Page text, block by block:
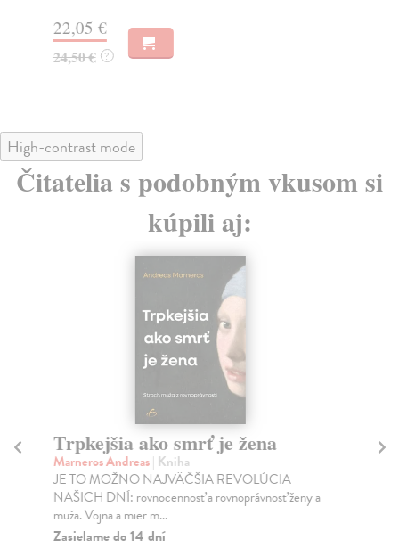
22,05 €
24,50 € ?
High-contrast mode
Čitatelia s podobným vkusom si
kúpili aj:
Trpkejšia ako smrť je žena
Marneros Andreas| Kniha
JE TO MOŽNO NAJVÄČŠIA REVOLÚCIA
NAŠICH DNÍ: rovnocennosť a rovnoprávnosť ženy a
muža. Vojna a mier m...
Zasielame do 14 dní